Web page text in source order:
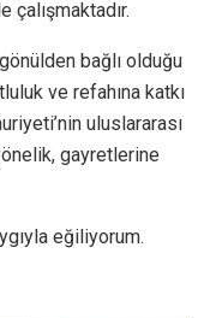
çalışmaktadır.
bağlı olduğu
ve refahına katkı
uluslararası
gayretlerine
eğiliyorum.